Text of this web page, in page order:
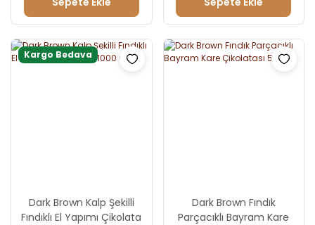
Kargo Bedava
Dark Brown Kalp Şekilli
Fındıklı El Yapımı Çikolata
Dark Brown Fındık
Parçacıklı Bayram Kare